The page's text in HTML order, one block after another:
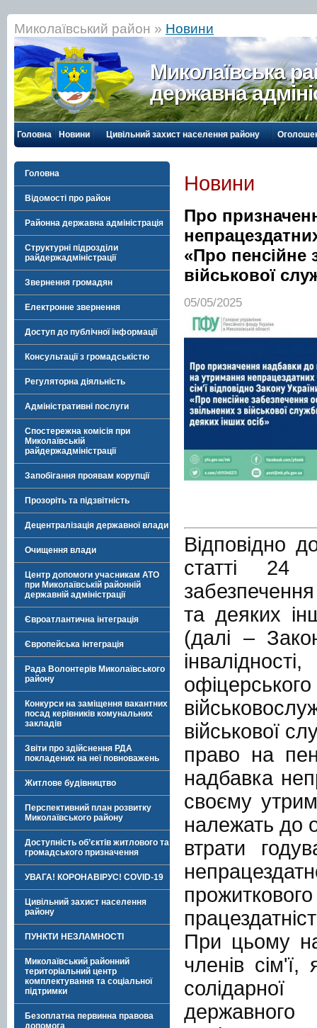
Миколаївський район » Новини
Миколаївська
державна
Головна Новини Цивільний захист населення району
Головна
Відомості про район
Районна державна адміністрація
Структурні підрозділи
райдержадміністрації
Звернення громадян
Електронне звернення
Доступ до публічної інформації
Консультації з громадськістю
Регуляторна діяльність
Адміністративні послуги
Спостережна комісія при
Миколаївській
райдержадміністрації
Запобігання проявам корупції
Прозоріть та підзвітність
Децентралізація державної влади
Очищення влади
Центр допомоги учасникам АТО
при Миколаївській районній
державній адміністрації
Євроатлантична інтеграція
Європейська інтеграція
Рада Волонтерів Миколаївського
району
Конкурси на заміщення вакантних
посад керівників комунальних
закладів
Звіти про здійснення РДА
покладених на неї повноважень
Житлове будівництво
Перспективний план розвитку
Миколаївського району
Доступність об’єктів житлового та
громадського призначення
УВАГА! КОРОНАВІРУС! COVID-19
Цивільний захист населення
району
ПУНКТИ НЕЗЛАМНОСТІ
Миколаївський районний
територіальний центр
комплектування та соціальної
підтримки
Безоплатна первинна правова
допомога
Новини
Про
«Про пенсійне
військової
05/05/2025
Відповідно
статті 24
та деяких
(далі –
військової
право на
надбавка
своєму
належать до
втрати
При цьому
членів сім'ї,
державного